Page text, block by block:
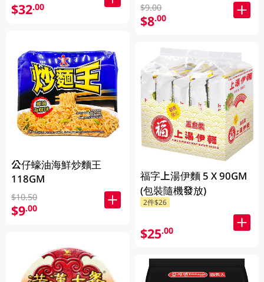
$32.00
公仔蠔油海鮮炒麵王
118GM
$10.50
$9.00
$9.00
$8.00
福字上湯伊麵 5 X 90GM
(包裝隨機發放)
2件$26
$25.00